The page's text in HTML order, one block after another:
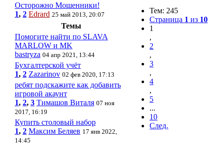
Тем: 245
Страница 1 из 10
1
,
2
,
3
,
4
,
5
...
10
След.
Осторожно Мошенники!
1, 2 Edrard 25 май 2013, 20:07
Темы
Помогите найти по SLAVA
MARLOW и MK
bastryza 04 апр 2021, 13:44
Бухгалтерской учёт
1, 2 Zazarinov 02 фев 2020, 17:13
ребят подскажите как добавить
игровой акаунт
1, 2, 3 Тимашов Виталя 07 ноя
2017, 16:19
Купить столовый набор
1, 2 Максим Беляев 17 янв 2022,
14:45